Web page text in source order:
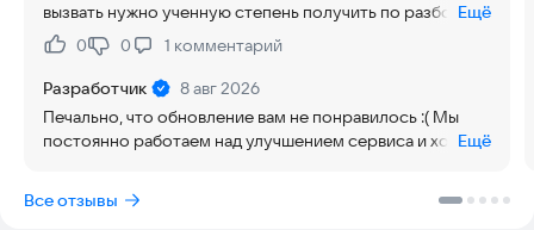
МЕЖГОРОД
Для поездок в другой город выбирайте «Межгород». Без
лишних остановок и пересадок, привычный комфорт —
теперь значительно дешевле. С предзаказом — ещё
выгоднее.
МАШИНЫ С ДЕТСКИМИ КРЕСЛАМИ
или двумя сиденьями для детей разного возраста. Приедет
вызвать нужно ученную степень получить по разбору
что куда. Ужасное просто стало приложение. Кучу
всякого добавили.. Аж слов нету.. Все клиенты
жалуются а самому разработчику всеравно, потом му
что он делает его наверное не для клиентов.
Ещё
Нравится:
0Не нравится:
0 1 комментарий
Разработчик
8 авг 2026
Печально, что обновление вам не понравилось :( Мы
постоянно работаем над улучшением сервиса и хотим,
что именно вызывает трудности, — напишите нам на
почтуblogs@go.yandex.ru
Ещё
Все отзывы